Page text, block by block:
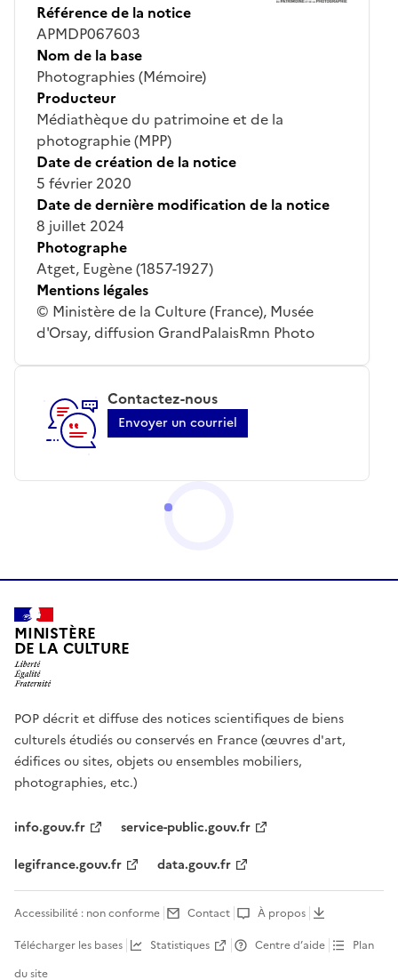
Référence de la notice
APMDP067603
Nom de la base
Photographies (Mémoire)
Producteur
Médiathèque du patrimoine et de la
photographie (MPP)
Date de création de la notice
5 février 2020
Date de dernière modification de la notice
8 juillet 2024
Photographe
Atget, Eugène (1857-1927)
Mentions légales
© Ministère de la Culture (France), Musée
d'Orsay, diffusion GrandPalaisRmn Photo
Contactez-nous
Envoyer un courriel
MINISTÈRE
DE LA CULTURE
POP décrit et diffuse des notices scientifiques de biens
culturels étudiés ou conservés en France (œuvres d'art,
édifices ou sites, objets ou ensembles mobiliers,
photographies, etc.)
info.gouv.fr
service-public.gouv.fr
legifrance.gouv.fr
data.gouv.fr
Accessibilité : non conforme Contact
À propos
Télécharger les bases
Statistiques Centre d’aide
Plan
du site